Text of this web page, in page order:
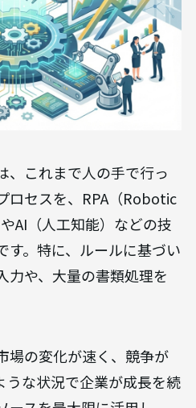
、これまで人の手で行っ
ロセスを、RPA（Robotic
AI（人工知能）などの技
す。特に、ルールに基づい
力や、大量の書類処理を
場の変化が速く、競争が
うな状況で企業が成長を続